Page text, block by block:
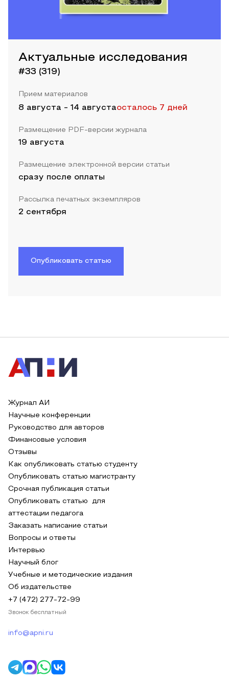
Актуальные исследования
#33 (319)
Прием материалов
8 августа - 14 августаосталось 7 дней
Размещение PDF-версии журнала
19 августа
Размещение электронной версии статьи
сразу после оплаты
Рассылка печатных экземпляров
2 сентября
Опубликовать статью
Журнал АИ
Научные конференции
Руководство для авторов
Финансовые условия
Отзывы
Как опубликовать статью студенту
Опубликовать статью магистранту
Срочная публикация статьи
Опубликовать статью для
аттестации педагога
Заказать написание статьи
Вопросы и ответы
Интервью
Научный блог
Учебные и методические издания
Об издательстве
+7 (472) 277-72-99
Звонок бесплатный
info@apni.ru